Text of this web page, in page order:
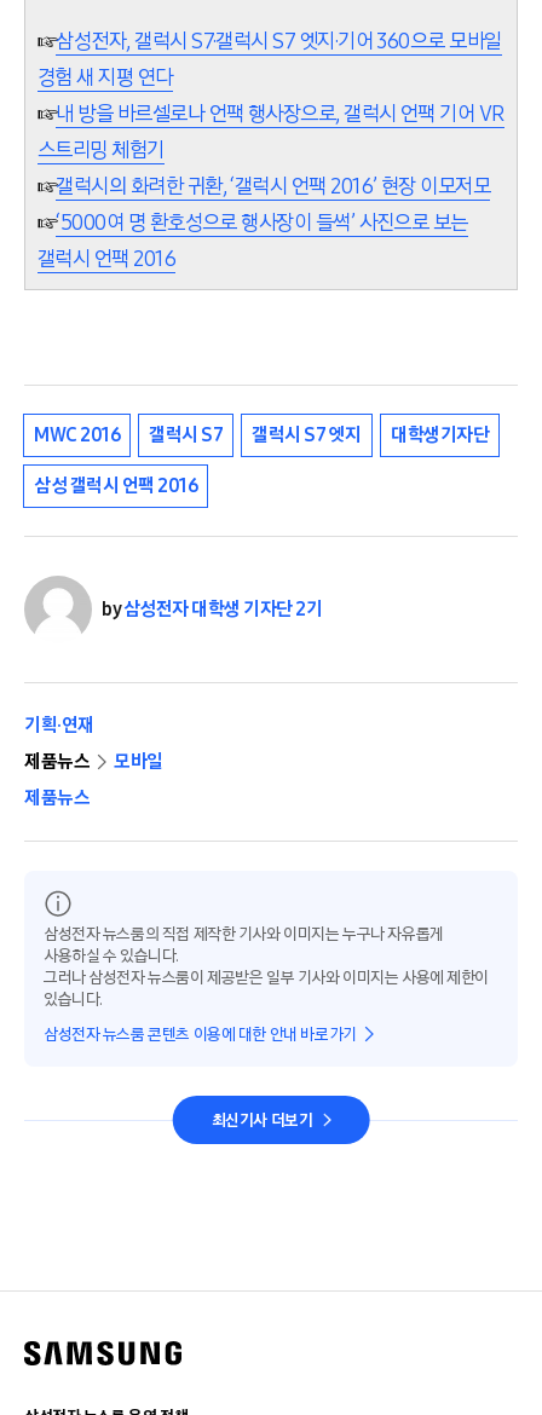
☞삼성전자, 갤럭시 S7·갤럭시 S7 엣지·기어 360으로 모바일
경험 새 지평 연다
☞내 방을 바르셀로나 언팩 행사장으로, 갤럭시 언팩 기어 VR
스트리밍 체험기
☞갤럭시의 화려한 귀환, ‘갤럭시 언팩 2016’ 현장 이모저모
☞‘5000여 명 환호성으로 행사장이 들썩’ 사진으로 보는
갤럭시 언팩 2016
MWC 2016 갤럭시 S7 갤럭시 S7 엣지 대학생기자단
삼성 갤럭시 언팩 2016
by삼성전자 대학생 기자단 2기
기획·연재
제품뉴스
모바일
제품뉴스
삼성전자 뉴스룸의 직접 제작한 기사와 이미지는 누구나 자유롭게
사용하실 수 있습니다.
그러나 삼성전자 뉴스룸이 제공받은 일부 기사와 이미지는 사용에 제한이
있습니다.
삼성전자 뉴스룸 콘텐츠 이용에 대한 안내 바로가기
최신기사 더보기